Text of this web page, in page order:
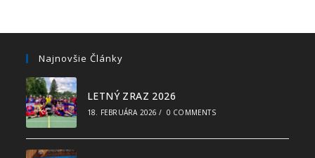
Najnovšie Články
LETNÝ ZRAZ 2026
18. FEBRUÁRA 2026 / 0 COMMENTS